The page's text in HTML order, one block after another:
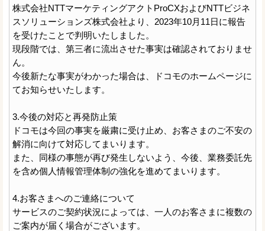
株式会社NTTマーケティングアクトProCXおよびNTTビジネ
スソリューションズ株式会社より、2023年10月11日に報告
を受けたことで判明いたしました。
現段階では、第三者に流出させた事実は確認されておりませ
ん。
今後新たな事実がわかった場合は、ドコモのホームページに
てお知らせいたします。
3.今後の対応と再発防止策
ドコモは今回の事実を厳粛に受け止め、お客さまのご不安の
解消に向けて対応してまいります。
また、同様の事態が再び発生しないよう、今後、業務委託先
を含め個人情報管理体制の強化を進めてまいります。
4.お客さまへのご連絡について
サービスのご契約状況によっては、一人のお客さまに複数の
ご案内が届く場合がございます。